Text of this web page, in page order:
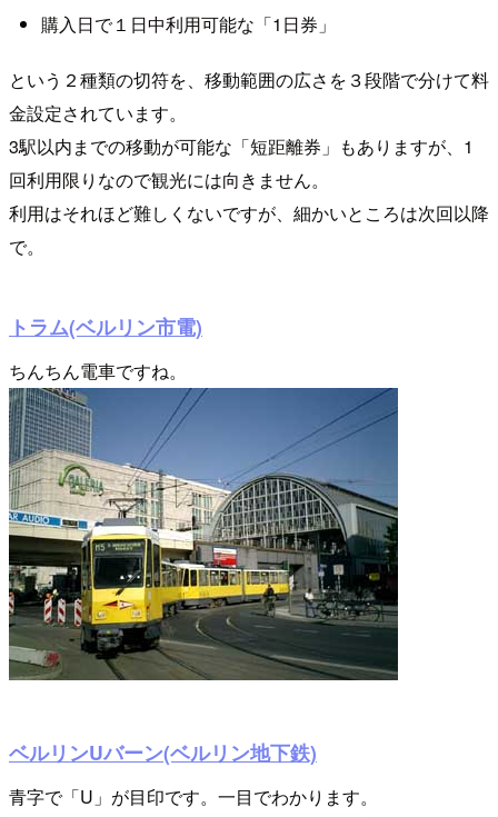
購入日で１日中利用可能な「1日券」
という２種類の切符を、移動範囲の広さを３段階で分けて料
金設定されています。
3駅以内までの移動が可能な「短距離券」もありますが、1
回利用限りなので観光には向きません。
利用はそれほど難しくないですが、細かいところは次回以降
で。
トラム(ベルリン市電)
ちんちん電車ですね。
ベルリンUバーン(ベルリン地下鉄)
青字で「U」が目印です。一目でわかります。